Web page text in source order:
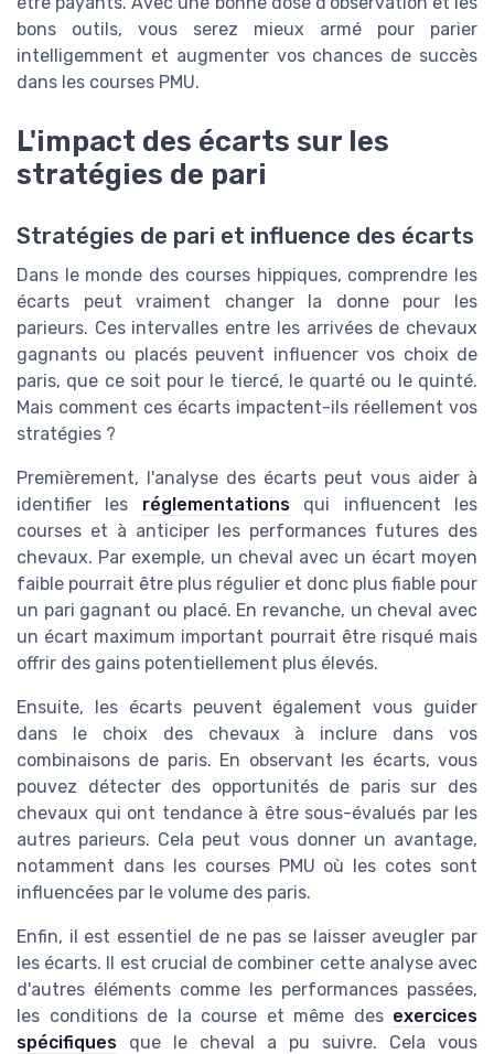
bons outils, vous serez mieux armé pour parier
intelligemment et augmenter vos chances de succès
dans les courses PMU.
L'impact des écarts sur les
stratégies de pari
Stratégies de pari et influence des écarts
Dans le monde des courses hippiques, comprendre les
écarts peut vraiment changer la donne pour les
parieurs. Ces intervalles entre les arrivées de chevaux
gagnants ou placés peuvent influencer vos choix de
paris, que ce soit pour le tiercé, le quarté ou le quinté.
Mais comment ces écarts impactent-ils réellement vos
stratégies ?
Premièrement, l'analyse des écarts peut vous aider à
identifier les réglementationsqui influencent les
courses et à anticiper les performances futures des
chevaux. Par exemple, un cheval avec un écart moyen
faible pourrait être plus régulier et donc plus fiable pour
un pari gagnant ou placé. En revanche, un cheval avec
un écart maximum important pourrait être risqué mais
offrir des gains potentiellement plus élevés.
Ensuite, les écarts peuvent également vous guider
dans le choix des chevaux à inclure dans vos
combinaisons de paris. En observant les écarts, vous
pouvez détecter des opportunités de paris sur des
chevaux qui ont tendance à être sous-évalués par les
autres parieurs. Cela peut vous donner un avantage,
notamment dans les courses PMU où les cotes sont
influencées par le volume des paris.
Enfin, il est essentiel de ne pas se laisser aveugler par
les écarts. Il est crucial de combiner cette analyse avec
d'autres éléments comme les performances passées,
les conditions de la course et même des exercices
spécifiques que le cheval a pu suivre. Cela vous